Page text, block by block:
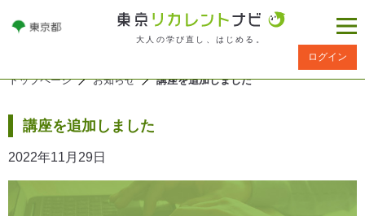
大人の学び直し、はじめる。
ログイン
トップページ お知らせ 講座を追加しました
講座を追加しました
2022年11月29日